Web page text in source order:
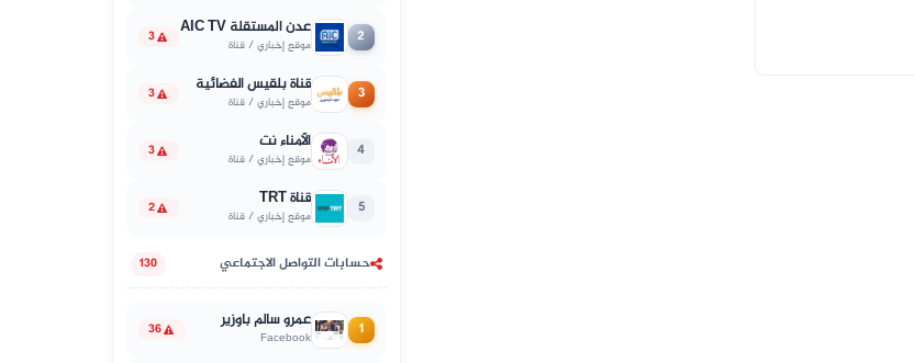
2 عدن المستقلة AIC TV
موقع إخباري / قناة 3
3 قناة بلقيس الفضائية
موقع إخباري / قناة 3
4 الأمناء نت
موقع إخباري / قناة 3
5 قناة TRT
موقع إخباري / قناة 2
حسابات التواصل الاجتماعي 130
1 عمرو سالم باوزير
Facebook
36